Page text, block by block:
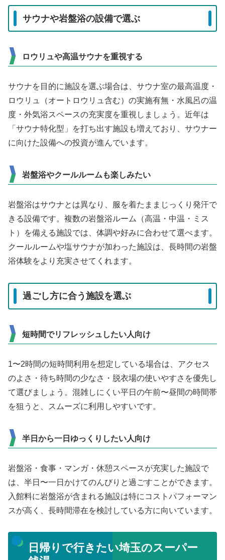
サウナや岩盤浴の設備で選ぶ
ロウリュや高温サウナを重視する
サウナを目的に施設を選ぶ場合は、サウナ室の最高温度・
ロウリュ（オートロウリュ含む）の実施有無・水風呂の温
度・外気浴スペースの充実度を重視しましょう。近年は
「サウナ特化型」を打ち出す施設も増えており、サウナー
に向けた設備への投資が進んでいます。
岩盤浴やクールルームも楽しみたい
岩盤浴はサウナとは異なり、服を着たままじっくり発汗で
きる設備です。複数の岩盤浴ルーム（高温・中温・ミス
ト）を備える施設では、体調や好みに合わせて選べます。
クールルームや塩サウナが加わった施設は、長時間の岩盤
浴体験をより充実させてくれます。
過ごし方に合う施設を選ぶ
短時間でリフレッシュしたい人向け
1〜2時間の短時間利用を想定している場合は、アクセス
のよさ・待ち時間の少なさ・脱衣場の使いやすさを優先し
て選びましょう。混雑しにくい平日の午前〜昼間の時間帯
を狙うと、スムーズに利用しやすいです。
半日から一日ゆっくりしたい人向け
岩盤浴・食事・マンガ・休憩スペースが充実した施設で
は、半日〜一日かけてのんびりと過ごすことができます。
入館料に岩盤浴が含まれる施設は特にコストパフォーマン
スが高く、長時間滞在を検討している方に向いています。
日帰りで行きたい埼玉のスーパー